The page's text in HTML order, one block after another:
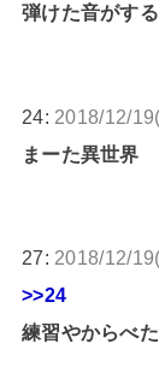
弾けた音がす
24: 2018/12/
まーた異世界
27: 2018/12/
>>24
練習やからべ